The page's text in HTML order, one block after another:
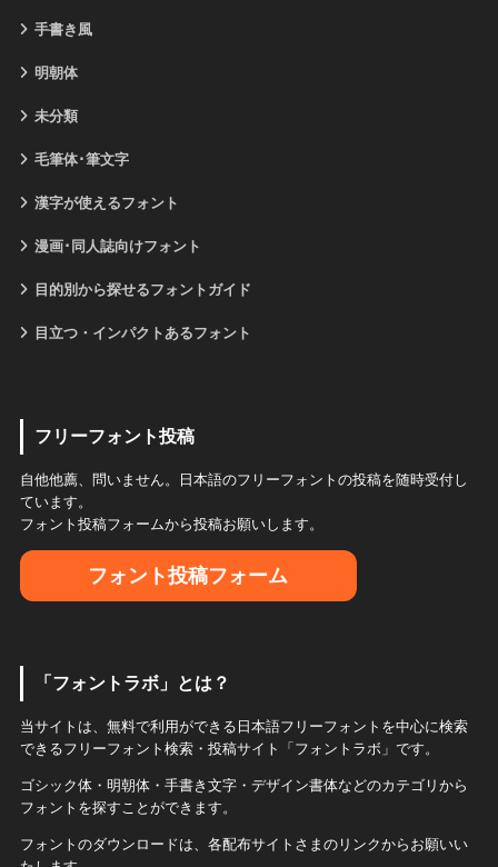
手書き風
明朝体
未分類
毛筆体･筆文字
漢字が使えるフォント
漫画･同人誌向けフォント
目的別から探せるフォントガイド
目立つ・インパクトあるフォント
フリーフォント投稿
自他他薦、問いません。日本語のフリーフォントの投稿を随時受付し
ています。
フォント投稿フォームから投稿お願いします。
フォント投稿フォーム
「フォントラボ」とは？
当サイトは、無料で利用ができる日本語フリーフォントを中心に検索
できるフリーフォント検索・投稿サイト「フォントラボ」です。
ゴシック体・明朝体・手書き文字・デザイン書体などのカテゴリから
フォントを探すことができます。
フォントのダウンロードは、各配布サイトさまのリンクからお願いい